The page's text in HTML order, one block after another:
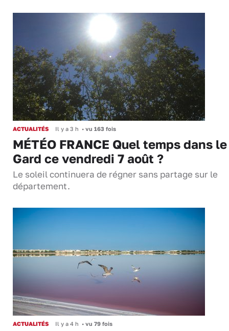
ACTUALITÉS Il y a 3 h • vu 163 fois
MÉTÉO FRANCE Quel temps dans le
Gard ce vendredi 7 août ?
Le soleil continuera de régner sans partage sur le
département.
ACTUALITÉS Il y a 4 h • vu 79 fois